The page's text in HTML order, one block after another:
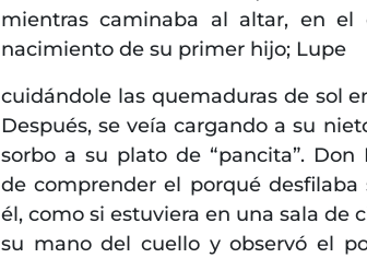
mientras caminaba al altar, en
nacimiento de su primer hijo; Lupe
cuidándole las quemaduras de sol
Después, se veía cargando a su
sorbo a su plato de “pancita”.
de comprender el porqué
él, como si estuviera en una sala de
su mano del cuello y observó el